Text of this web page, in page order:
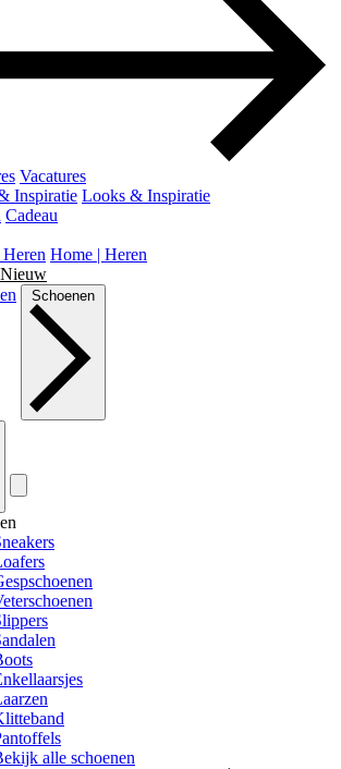
Vacatures
Inspiratie Looks & Inspiratie
Cadeau
Home | Heren
Nieuw
Schoenen
alle schoenen